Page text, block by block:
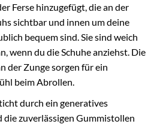
Ferse hinzugefügt, die an der
sichtbar und innen um deine
bequem sind. Sie sind weich
wenn du die Schuhe anziehst. Die
der Zunge sorgen für ein
beim Abrollen.
durch ein generatives
zuverlässigen Gummistollen